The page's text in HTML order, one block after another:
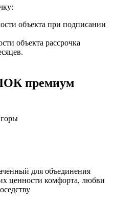
объекта при подписании
объекта рассрочка
премиум
для объединения
ценности комфорта, любви